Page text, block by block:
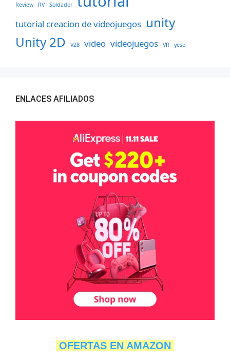
Review RV Soldador
tutorial creacion de videojuegos unity
Unity 2D
V28 video videojuegos VR yeso
ENLACES AFILIADOS
OFERTAS EN AMAZON